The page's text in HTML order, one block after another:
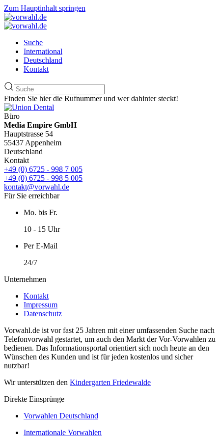
Zum Hauptinhalt springen
Suche
International
Deutschland
Kontakt
Finden Sie hier die Rufnummer und wer dahinter steckt!
Büro
Media Empire GmbH
Hauptstrasse 54
55437 Appenheim
Deutschland
Kontakt
+49 (0) 6725 - 998 7 005
+49 (0) 6725 - 998 5 005
kontakt@vorwahl.de
Für Sie erreichbar
Mo. bis Fr.
10 - 15 Uhr
Per E-Mail
24/7
Unternehmen
Kontakt
Impressum
Datenschutz
Vorwahl.de ist vor fast 25 Jahren mit einer umfassenden Suche nach
Telefonvorwahl gestartet, um auch den Markt der Vor-Vorwahlen zu
bedienen. Das Informationsportal orientiert sich noch heute an den
Wünschen des Kunden und ist für jeden kostenlos und sicher
nutzbar!
Wir unterstützen den Kindergarten Friedewalde
Direkte Einsprünge
Vorwahlen Deutschland
Internationale Vorwahlen